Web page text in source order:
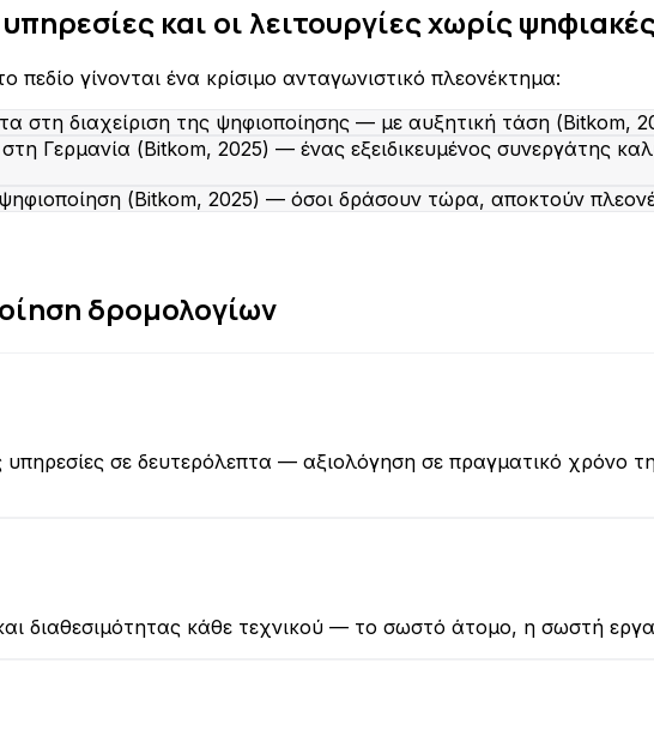
και οι λειτουργίες χωρίς
πεδίο γίνονται ένα κρίσιμο ανταγωνιστικό πλεονέκτημα:
στη διαχείριση της ψηφιοποίησης — με αυξητική τάση (Bitkom,
Γερμανία (Bitkom, 2025) — ένας εξειδικευμένος συνεργάτης
(Bitkom, 2025) — όσοι δράσουν τώρα, αποκτούν
δρομολογίων
υπηρεσίες σε δευτερόλεπτα — αξιολόγηση σε πραγματικό χρόνο
διαθεσιμότητας κάθε τεχνικού — το σωστό άτομο, η σωστή